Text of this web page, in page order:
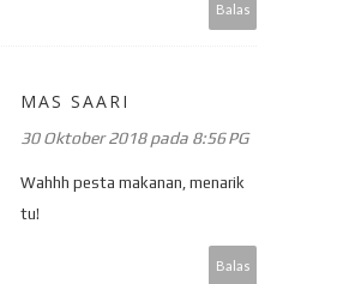
Balas
MAS SAARI
30 Oktober 2018 pada 8:56 PG
Wahhh pesta makanan, menarik
tu!
Balas